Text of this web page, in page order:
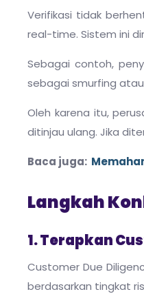
Verifikasi tidak
real-time. Sistem ini
Sebagai contoh,
sebagai smurfing
Oleh karena itu,
ditinjau ulang. Jika
Baca juga:
Langkah
1. Terapkan
Customer Due
berdasarkan tingkat